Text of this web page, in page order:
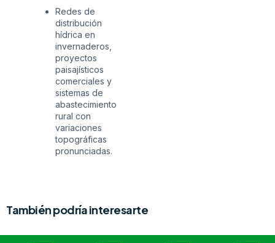
Redes de
distribución
hídrica en
invernaderos,
proyectos
paisajísticos
comerciales y
sistemas de
abastecimiento
rural con
variaciones
topográficas
pronunciadas.
También podría interesarte